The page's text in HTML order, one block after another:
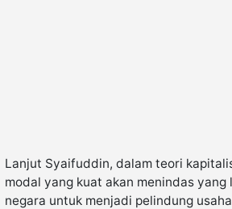
Lanjut Syaifuddin, dalam teori
modal yang kuat akan menindas
negara untuk menjadi pelindung